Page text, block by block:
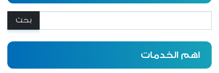
اهم الخدمات